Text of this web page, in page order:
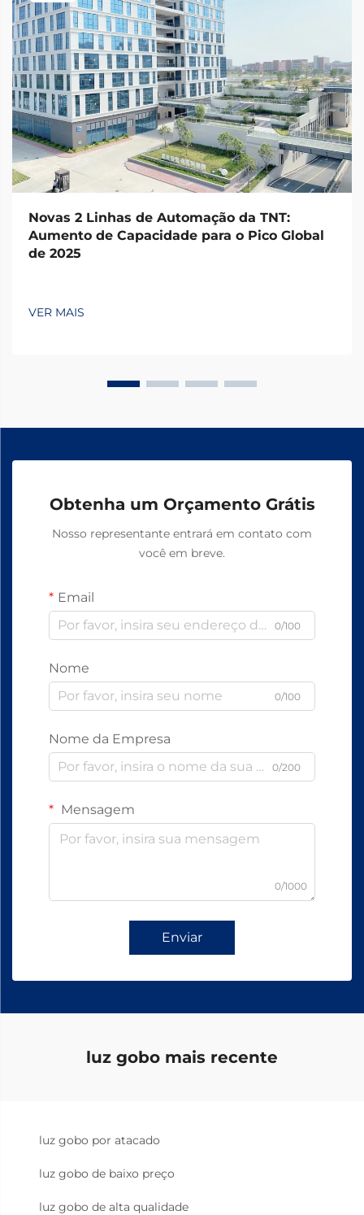
Novas 2 Linhas de Automação da TNT:
Aumento de Capacidade para o Pico Global
de 2025
VER MAIS
Obtenha um Orçamento Grátis
Nosso representante entrará em contato com
você em breve.
Email
0/100
Nome
0/100
Nome da Empresa
0/200
Mensagem
0/1000
Enviar
luz gobo mais recente
luz gobo por atacado
luz gobo de baixo preço
luz gobo de alta qualidade